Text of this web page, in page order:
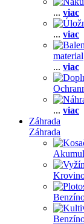
... viac
... viac
material
... viac
... viac
Záhrada
Záhrada